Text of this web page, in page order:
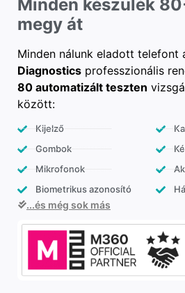
Minden készülék
megy át
Minden nálunk eladott telefont
Diagnostics professzionális
80 automatizált teszten
között:
Kijelző
Gombok
Mikrofonok
Biometrikus azonosító
...és még sok más